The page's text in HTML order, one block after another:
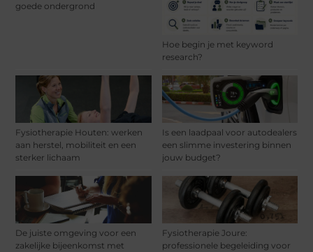
goede ondergrond
Hoe begin je met keyword
research?
Fysiotherapie Houten: werken
aan herstel, mobiliteit en een
sterker lichaam
Is een laadpaal voor autodealers
een slimme investering binnen
jouw budget?
De juiste omgeving voor een
zakelijke bijeenkomst met
Fysiotherapie Joure:
professionele begeleiding voor